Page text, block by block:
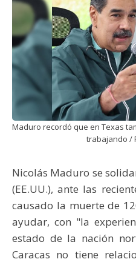
Maduro recordó que en Texas
trabajando /
Nicolás Maduro se
(EE.UU.), ante las
causado la muerte de
ayudar, con "la
estado de la nación
Caracas no tiene